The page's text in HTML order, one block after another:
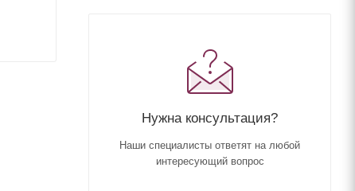
Нужна консультация?
Наши специалисты ответят на любой
интересующий вопрос